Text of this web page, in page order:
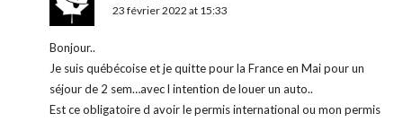
23 février 2022 at 15:33
Bonjour..
Je suis québécoise et je quitte pour la France en Mai pour un
séjour de 2 sem…avec l intention de louer un auto..
Est ce obligatoire d avoir le permis international ou mon permis